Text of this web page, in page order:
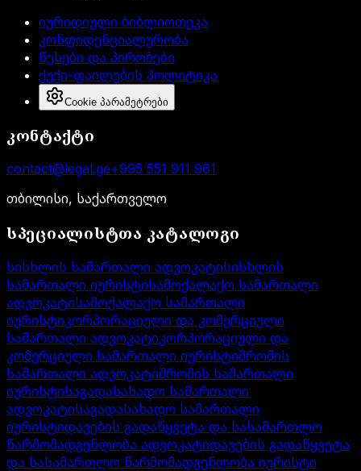
იურიდიული ბიბლიოთეკა
კონფიდენციალურობა
წესები და პირობები
ქუქი-ფაილების პოლიტიკა
Cookie პარამეტრები
კონტაქტი
contact@legal.ge+995 551 911 961
თბილისი, საქართველო
სპეციალისტთა კატალოგი
სისხლის სამართალი ადვოკატისისხლის
სამართალი იურისტისამოქალაქო სამართალი
ადვოკატისამოქალაქო სამართალი
იურისტიკორპორაციული და კომერციული
სამართალი ადვოკატიკორპორაციული და
კომერციული სამართალი იურისტიშრომის
სამართალი ადვოკატიშრომის სამართალი
იურისტისაგადასახადო სამართალი
ადვოკატისაგადასახადო სამართალი
იურისტიდავების გადაწყვეტა და სასამართლო
წარმომადგენლობა ადვოკატიდავების გადაწყვეტა
და სასამართლო წარმომადგენლობა იურისტი